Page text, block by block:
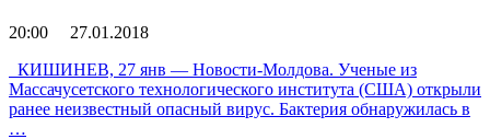
20:00 27.01.2018
КИШИНЕВ, 27 янв — Новости-Молдова. Ученые из
Массачусетского технологического института (США) открыли
ранее неизвестный опасный вирус. Бактерия обнаружилась в
…